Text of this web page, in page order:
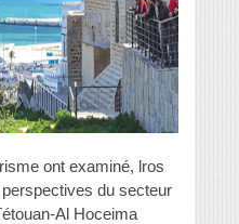
ont examiné, lros
du secteur
Al Hoceima